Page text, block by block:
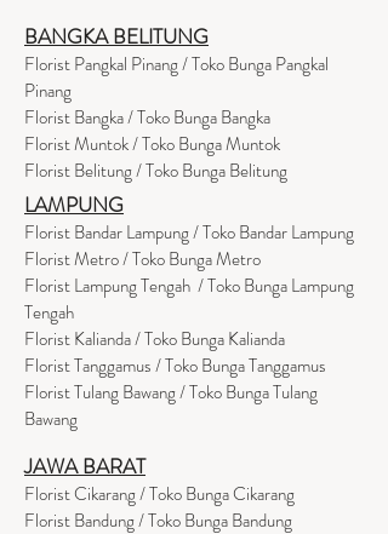
BANGKA BELITUNG
Florist Pangkal Pinang / Toko Bunga Pangkal
Pinang
Florist Bangka / Toko Bunga Bangka
Florist Muntok / Toko Bunga Muntok
Florist Belitung / Toko Bunga Belitung
LAMPUNG
Florist Bandar Lampung / Toko Bandar Lampung
Florist Metro / Toko Bunga Metro
Florist Lampung Tengah / Toko Bunga Lampung
Tengah
Florist Kalianda / Toko Bunga Kalianda
Florist Tanggamus / Toko Bunga Tanggamus
Florist Tulang Bawang / Toko Bunga Tulang
Bawang
JAWA BARAT
Florist Cikarang/ Toko Bunga Cikarang
Florist Bandung / Toko Bunga Bandung